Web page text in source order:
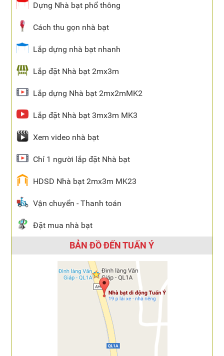
Dựng Nhà bạt phổ thông
Cách thu gọn nhà bạt
Lắp dựng nhà bạt nhanh
Lắp đặt Nhà bạt 2mx3m
Lắp dựng Nhà bạt 2mx2mMK2
Lắp đặt Nhà bạt 3mx3m MK3
Xem video nhà bạt
Chỉ 1 người lắp đặt Nhà bạt
HDSD Nhà bạt 2mx3m MK23
Vận chuyển - Thanh toán
Đặt mua nhà bạt
BẢN ĐỒ ĐẾN TUẤN Ý